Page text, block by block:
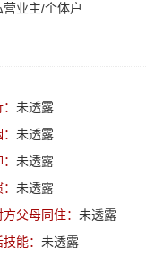
营业主/个体户
未透露
未透露
未透露
未透露
父母同住： 未透露
能： 未透露